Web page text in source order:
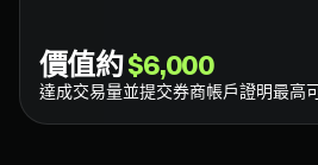
價值約$6,000
達成交易量並提交券商帳戶證明最高